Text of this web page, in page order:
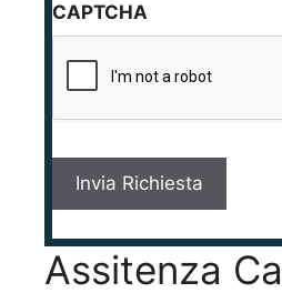
i
v
y
CAPTCHA
Assitenza